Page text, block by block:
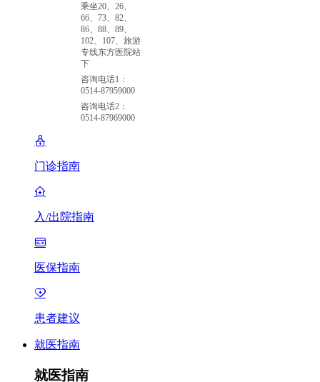
乘坐20、26、
66、73、82、
86、88、89、
102、107、旅游
专线东方医院站
下
咨询电话1：
0514-87959000
咨询电话2：
0514-87969000
门诊指南
入/出院指南
医保指南
患者建议
就医指南
就医指南